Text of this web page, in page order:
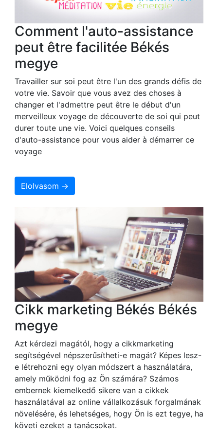
Comment l'auto-assistance
peut être facilitée Békés
megye
Travailler sur soi peut être l'un des grands défis de
votre vie. Savoir que vous avez des choses à
changer et l'admettre peut être le début d'un
merveilleux voyage de découverte de soi qui peut
durer toute une vie. Voici quelques conseils
d'auto-assistance pour vous aider à démarrer ce
voyage
Elolvasom →
Cikk marketing Békés Békés
megye
Azt kérdezi magától, hogy a cikkmarketing
segítségével népszerűsítheti-e magát? Képes lesz-
e létrehozni egy olyan módszert a használatára,
amely működni fog az Ön számára? Számos
embernek kiemelkedő sikere van a cikkek
használatával az online vállalkozásuk forgalmának
növelésére, és lehetséges, hogy Ön is ezt tegye, ha
követi ezeket a tanácsokat.